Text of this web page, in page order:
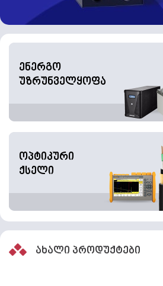
ენერგო
უზრუნველყოფა
ოპტიკური
ქსელი
ახალი პროდუქტები